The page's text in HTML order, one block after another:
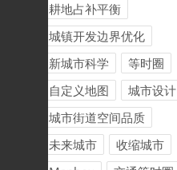
耕地占补平衡
城镇开发边界优化
新城市科学
等时圈
自定义地图
城市设计
城市街道空间品质
未来城市
收缩城市